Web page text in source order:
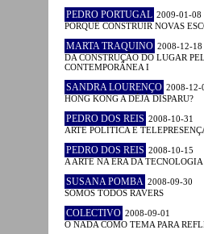
PEDRO PORTUGAL 2009-01-08
PORQUÊ CONSTRUIR NOVAS
MARTA TRAQUINO 2008-12-18
DA CONSTRUÇÃO DO LUGAR
CONTEMPORÂNEA I
SANDRA LOURENÇO 2008-12-
HONG KONG A DÉJÀ DISPARU?
PEDRO DOS REIS 2008-10-31
ARTE POLÍTICA E
PEDRO DOS REIS 2008-10-15
A ARTE NA ERA DA
SUSANA POMBA 2008-09-30
SOMOS TODOS RAVERS
COLECTIVO 2008-09-01
O NADA COMO TEMA PARA